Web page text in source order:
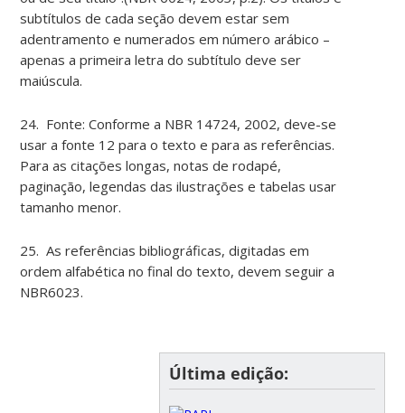
subtítulos de cada seção devem estar sem
adentramento e numerados em número arábico –
apenas a primeira letra do subtítulo deve ser
maiúscula.
24. Fonte: Conforme a NBR 14724, 2002, deve-se
usar a fonte 12 para o texto e para as referências.
Para as citações longas, notas de rodapé,
paginação, legendas das ilustrações e tabelas usar
tamanho menor.
25. As referências bibliográficas, digitadas em
ordem alfabética no final do texto, devem seguir a
NBR6023.
Última edição: